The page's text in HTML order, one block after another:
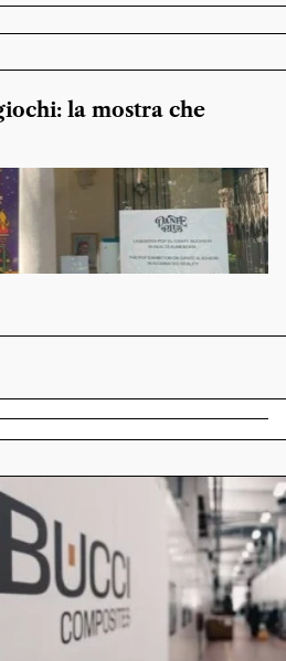
la mostra che